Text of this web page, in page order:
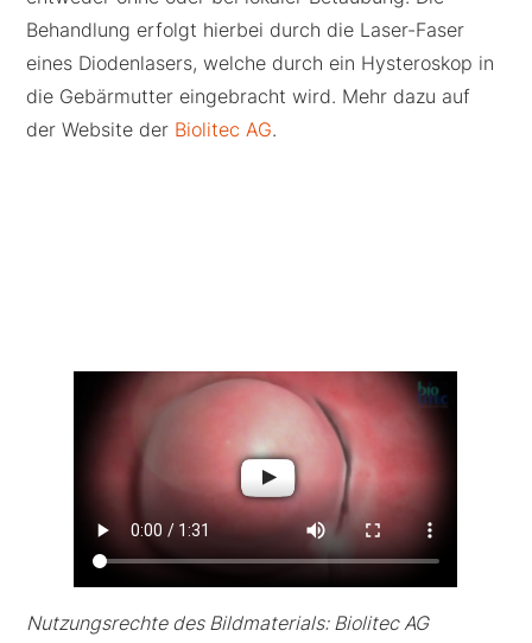
Behandlung erfolgt hierbei durch die Laser-Faser
eines Diodenlasers, welche durch ein Hysteroskop in
die Gebärmutter eingebracht wird. Mehr dazu auf
der Website der Biolitec AG.
Nutzungsrechte des Bildmaterials: Biolitec AG